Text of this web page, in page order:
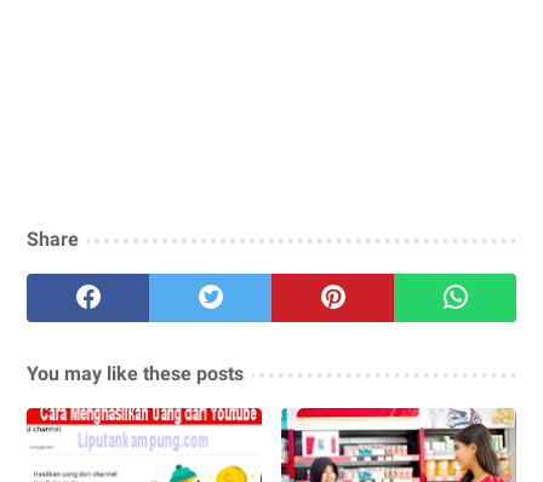
Share
You may like these posts